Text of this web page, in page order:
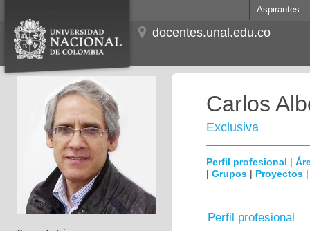
Aspirantes
docentes.unal.edu.co
Carlos
Exclusiva
Perfil profesional |
| Grupos | Proyectos
Perfil profesional